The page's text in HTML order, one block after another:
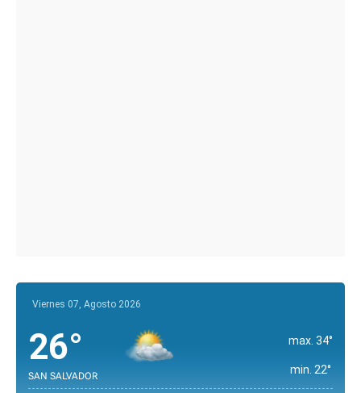
Viernes 07, Agosto 2026
26°
SAN SALVADOR
max. 34°
min. 22°